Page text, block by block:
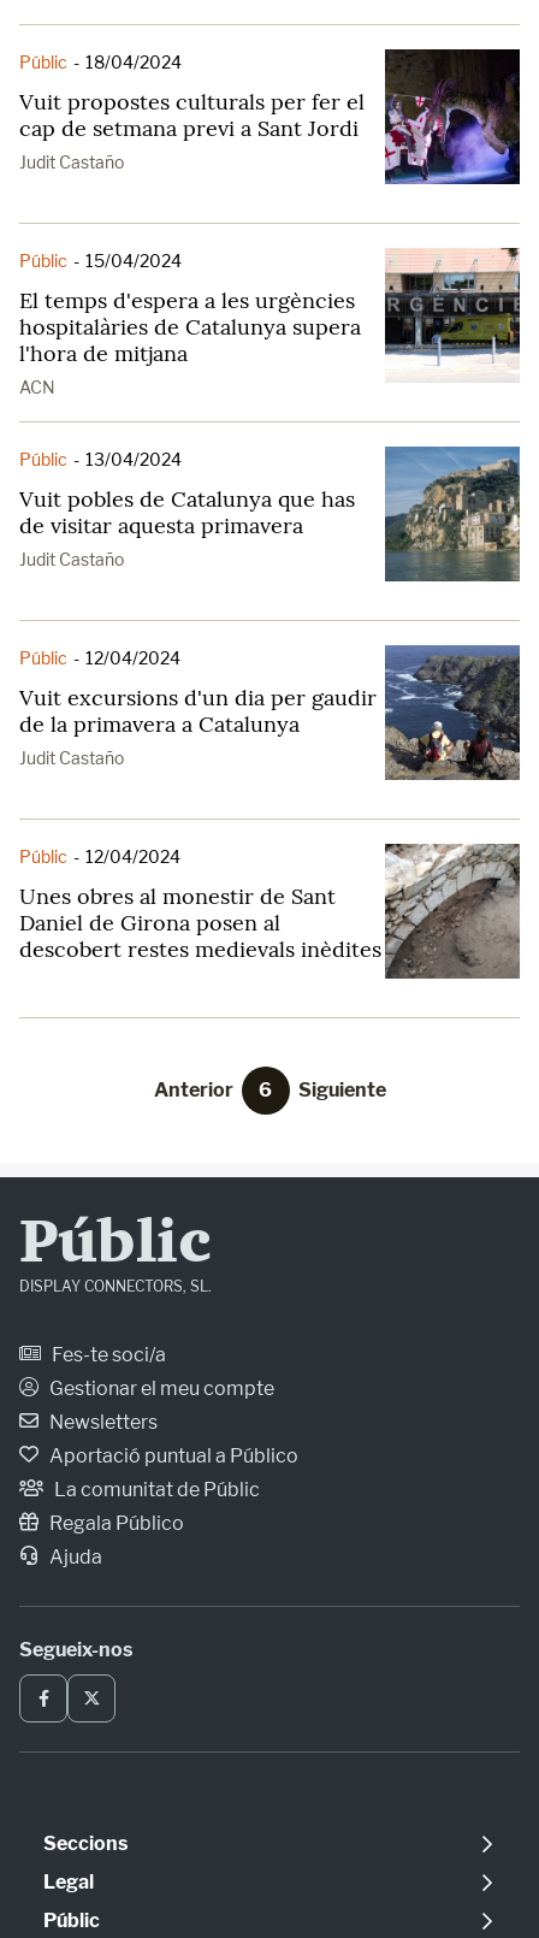
Públic - 18/04/2024
Vuit propostes culturals per fer el
cap de setmana previ a Sant Jordi
Judit Castaño
Públic - 15/04/2024
El temps d'espera a les urgències
hospitalàries de Catalunya supera
l'hora de mitjana
ACN
Públic - 13/04/2024
Vuit pobles de Catalunya que has
de visitar aquesta primavera
Judit Castaño
Públic - 12/04/2024
Vuit excursions d'un dia per gaudir
de la primavera a Catalunya
Judit Castaño
Públic - 12/04/2024
Unes obres al monestir de Sant
Daniel de Girona posen al
descobert restes medievals inèdites
Anterior 6 Siguiente
Públic
DISPLAY CONNECTORS, SL.
Fes-te soci/a
Gestionar el meu compte
Newsletters
Aportació puntual a Público
La comunitat de Públic
Regala Público
Ajuda
Segueix-nos
Seccions
Política
Opinió
Legal
Avís legal
Públic